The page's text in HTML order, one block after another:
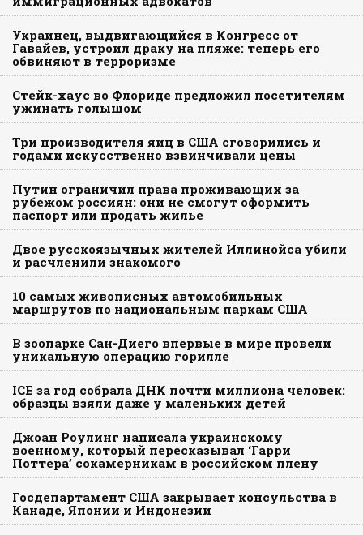
Украинец, выдвигающийся в Конгресс от
Гавайев, устроил драку на пляже: теперь его
обвиняют в терроризме
Стейк-хаус во Флориде предложил посетителям
ужинать голышом
Три производителя яиц в США сговорились и
годами искусственно взвинчивали цены
Путин ограничил права проживающих за
рубежом россиян: они не смогут оформить
паспорт или продать жилье
Двое русскоязычных жителей Иллинойса убили
и расчленили знакомого
10 самых живописных автомобильных
маршрутов по национальным паркам США
В зоопарке Сан-Диего впервые в мире провели
уникальную операцию горилле
ICE за год собрала ДНК почти миллиона человек:
образцы взяли даже у маленьких детей
Джоан Роулинг написала украинскому
военному, который пересказывал ‘Гарри
Поттера’ сокамерникам в российском плену
Госдепартамент США закрывает консульства в
Канаде, Японии и Индонезии